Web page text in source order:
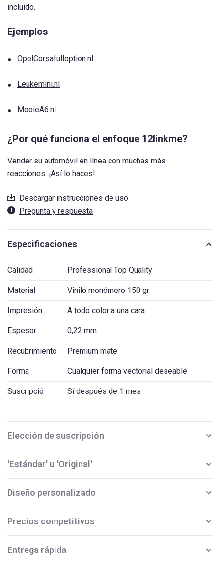
incluido.
Ejemplos
OpelCorsafulloption.nl
Leukemini.nl
MooieA6.nl
¿Por qué funciona el enfoque 12linkme?
Vender su automóvil en línea con muchas más
reacciones. ¡Así lo haces!
Descargar instrucciones de uso
Pregunta y respuesta
Especificaciones
Calidad Professional Top Quality
Material Vinilo monómero 150 gr
Impresión A todo color a una cara
Espesor 0,22 mm
Recubrimiento Premium mate
Forma Cualquier forma vectorial deseable
Suscripció Sí después de 1 mes
Elección de suscripción
'Estándar' u 'Original'
Diseño personalizado
Precios competitivos
Entrega rápida